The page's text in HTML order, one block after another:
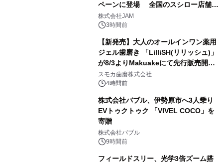
ペーンに登場 全国のスシロー店舗で
GR 4車種の FUNBOO(ミニカー)付き
メニューが展開されます
株式会社JAM
3時間前
【新発売】大人のオールインワン薬用
ジェル歯磨き 「LilliSH(リリッシュ)」
が8/3よりMakuakeにて先行販売開
始！
スモカ歯磨株式会社
4時間前
株式会社バブル、伊勢原市へ3人乗り
EVトゥクトゥク 「VIVEL COCO」を
寄贈
株式会社バブル
9時間前
フィールドスリー、光学3倍ズーム搭